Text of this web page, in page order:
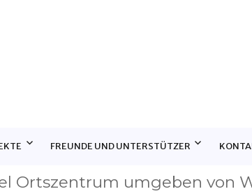
FREUNDE UND UNTERSTÜTZER
Ortszentrum umgeben von